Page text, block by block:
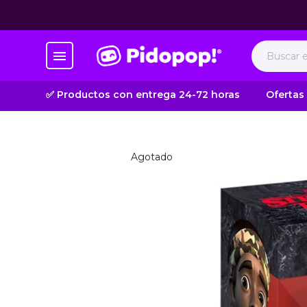
✅ Productos con entrega 24-72 horas Ofertas
Agotado